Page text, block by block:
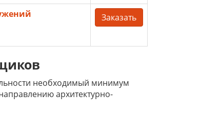
Заказать
необходимый минимум
архитектурно-